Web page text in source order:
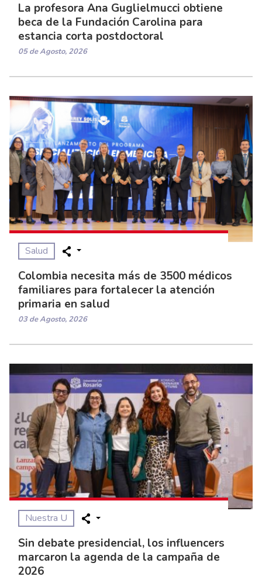
La profesora Ana Guglielmucci obtiene
beca de la Fundación Carolina para
estancia corta postdoctoral
05 de Agosto, 2026
Salud
Colombia necesita más de 3500 médicos
familiares para fortalecer la atención
primaria en salud
03 de Agosto, 2026
Nuestra U
Sin debate presidencial, los influencers
marcaron la agenda de la campaña de
2026